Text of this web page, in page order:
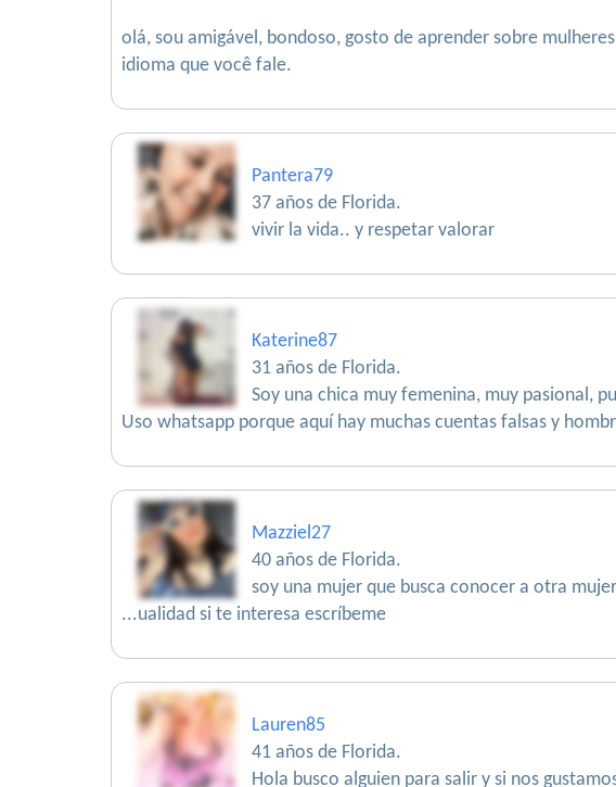
olá, sou amigável, bondoso, gosto de aprender sobre
idioma que você fale.
Pantera79
37 años de Florida.
vivir la vida.. y respetar valorar
Katerine87
31 años de Florida.
Soy una chica muy femenina, muy pasional,
Uso whatsapp porque aquí hay muchas cuentas falsas y
Mazziel27
40 años de Florida.
soy una mujer que busca conocer a otra
...ualidad si te interesa escríbeme
Lauren85
41 años de Florida.
Hola busco alguien para salir y si nos